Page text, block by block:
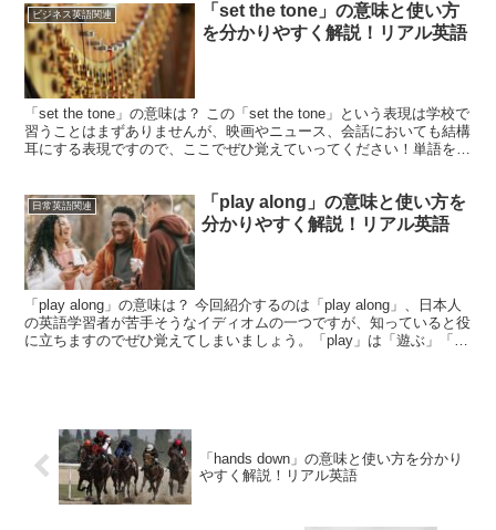
ビジネス英語関連
「set the tone」の意味と使い方
を分かりやすく解説！リアル英語
「set the tone」の意味は？ この「set the tone」という表現は学校で
習うことはまずありませんが、映画やニュース、会話においても結構
耳にする表現ですので、ここでぜひ覚えていってください！単語を見
日常英語関連
「play along」の意味と使い方を
分かりやすく解説！リアル英語
「play along」の意味は？ 今回紹介するのは「play along」、日本人
の英語学習者が苦手そうなイディオムの一つですが、知っていると役
に立ちますのでぜひ覚えてしまいましょう。「play」は「遊ぶ」「演
「hands down」の意味と使い方を分かり
やすく解説！リアル英語